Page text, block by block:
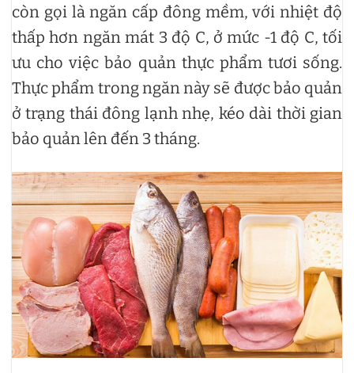
còn gọi là ngăn cấp đông mềm, với nhiệt độ
thấp hơn ngăn mát 3 độ C, ở mức -1 độ C, tối
ưu cho việc bảo quản thực phẩm tươi sống.
Thực phẩm trong ngăn này sẽ được bảo quản
ở trạng thái đông lạnh nhẹ, kéo dài thời gian
bảo quản lên đến 3 tháng.